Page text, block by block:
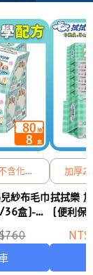
含化學
不沾肌
紗布毛巾
盒)-箱
加厚
拭拭樂
(便利保